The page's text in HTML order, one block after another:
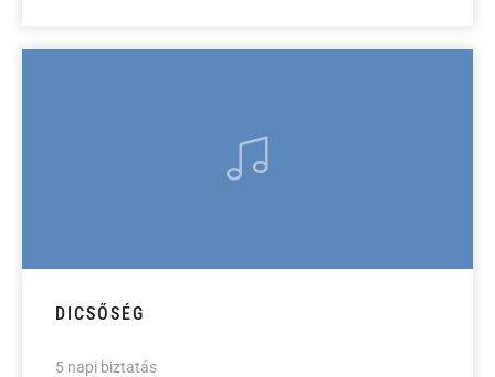
DICSŐSÉG
5 napi biztatás